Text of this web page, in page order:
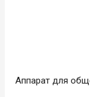
Аппарат для